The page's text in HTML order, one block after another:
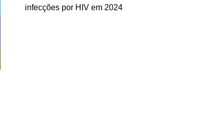
infecções por HIV em 2024